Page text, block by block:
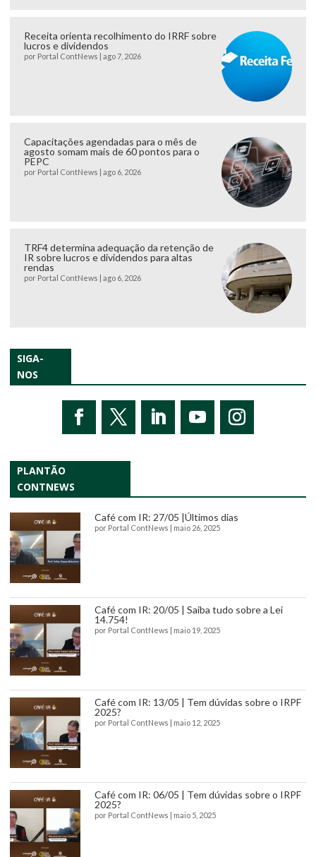
Receita orienta recolhimento do IRRF sobre
lucros e dividendos
por Portal ContNews ago 7, 2026
Capacitações agendadas para o mês de
agosto somam mais de 60 pontos para o
PEPC
por Portal ContNews ago 6, 2026
TRF4 determina adequação da retenção de
IR sobre lucros e dividendos para altas
rendas
por Portal ContNews ago 6, 2026
SIGA-
NOS
PLANTÃO
CONTNEWS
Café com IR: 27/05 |Últimos dias
por Portal ContNews maio 26, 2025
Café com IR: 20/05 | Saiba tudo sobre a Lei
14.754!
por Portal ContNews maio 19, 2025
Café com IR: 13/05 | Tem dúvidas sobre o IRPF
2025?
por Portal ContNews maio 12, 2025
Café com IR: 06/05 | Tem dúvidas sobre o IRPF
2025?
por Portal ContNews maio 5, 2025